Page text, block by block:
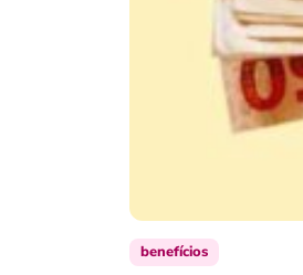
benefícios